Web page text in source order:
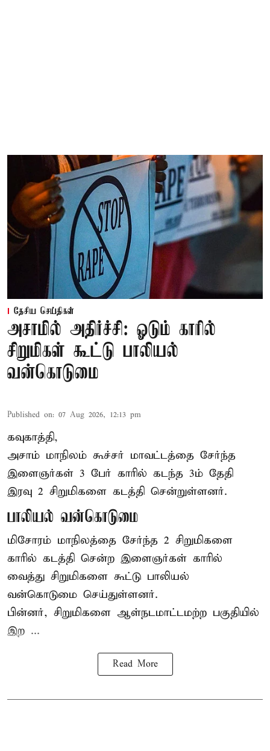
தேசிய செய்திகள்
அசாமில் அதிர்ச்சி: ஓடும் காரில்
சிறுமிகள் கூட்டு பாலியல்
வன்கொடுமை
Published on: 07 Aug 2026, 12:13 pm
கவுகாத்தி,
அசாம் மாநிலம் கூச்சர் மாவட்டத்தை சேர்ந்த
இளைஞர்கள் 3 பேர் காரில் கடந்த 3ம் தேதி
இரவு 2 சிறுமிகளை கடத்தி சென்றுள்ளனர்.
பாலியல் வன்கொடுமை
மிசோரம் மாநிலத்தை சேர்ந்த 2 சிறுமிகளை
காரில் கடத்தி சென்ற இளைஞர்கள் காரில்
வைத்து சிறுமிகளை கூட்டு பாலியல்
வன்கொடுமை செய்துள்ளனர்.
பின்னர், சிறுமிகளை ஆள்நடமாட்டமற்ற பகுதியில்
இற ...
Read More